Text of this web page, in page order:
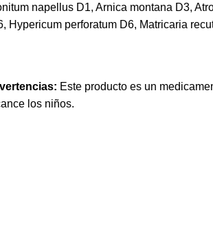
napellus D1, Arnica montana D3,
Hypericum perforatum D6, Matricaria
Este producto es un
los niños.